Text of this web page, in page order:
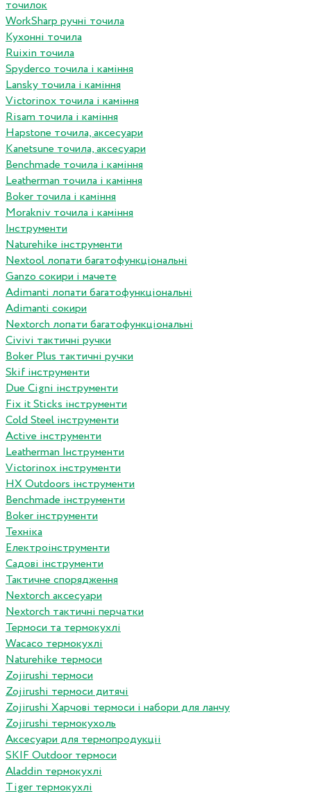
точилок
WorkSharp ручні точила
Кухонні точила
Ruixin точила
Spyderco точила і каміння
Lansky точила і каміння
Victorinox точила і каміння
Risam точила і каміння
Hapstone точила, аксесуари
Kanetsune точила, аксесуари
Benchmade точила і каміння
Leatherman точила і каміння
Boker точила і каміння
Morakniv точила і каміння
Інструменти
Naturehike інструменти
Nextool лопати багатофункціональні
Ganzo сокири і мачете
Adimanti лопати багатофункціональні
Adimanti сокири
Nextorch лопати багатофункціональні
Сivivi тактичні ручки
Boker Plus тактичні ручки
Skif інструменти
Due Cigni інструменти
Fix it Sticks інструменти
Сold Steel інструменти
Active інструменти
Leatherman Інструменти
Victorinox інструменти
HX Outdoors інструменти
Benchmade інструменти
Boker інструменти
Техніка
Електроінструменти
Садові інструменти
Тактичне спорядження
Nextorch аксесуари
Nextorch тактичні перчатки
Термоси та термокухлі
Wacaco термокухлі
Naturehike термоси
Zojirushi термоси
Zojirushi термоси дитячі
Zojirushi Харчові термоси і набори для ланчу
Zojirushi термокухоль
Аксесуари для термопродукціі
SKIF Outdoor термоси
Aladdin термокухлі
Tiger термокухлі